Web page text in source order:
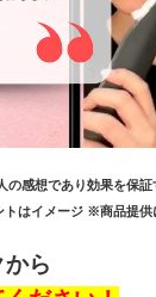
の感想であり効果を保証
はイメージ ※商品提供
ら